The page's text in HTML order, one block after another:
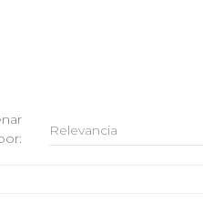
Relevancia